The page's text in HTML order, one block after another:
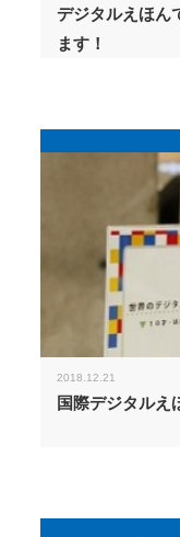
デジタルえほ
ます！
2018.12.21
国際デジタルえ